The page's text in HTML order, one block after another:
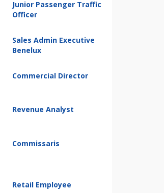
Junior Passenger Traffic
Officer
Sales Admin Executive
Benelux
Commercial Director
Revenue Analyst
Commissaris
Retail Employee